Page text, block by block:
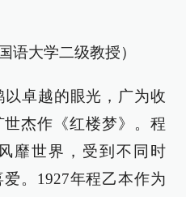
语大学二级教授）
以卓越的眼光，广为收
杰作《红楼梦》。程
靡世界，受到不同时
。1927年程乙本作为